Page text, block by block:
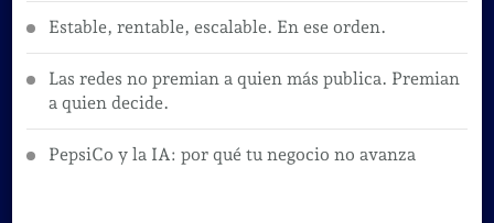
Estable, rentable, escalable. En ese orden.
Las redes no premian a quien más publica. Premian
a quien decide.
PepsiCo y la IA: por qué tu negocio no avanza